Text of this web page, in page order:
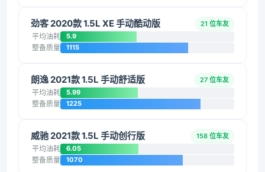
劲客 2020款 1.5L XE 手动酷动版 21 位车友
平均油耗 5.9
整备质量 1115
朗逸 2021款 1.5L 手动舒适版 27 位车友
平均油耗 5.99
整备质量 1225
威驰 2021款 1.5L 手动创行版 158 位车友
平均油耗 6.05
整备质量 1070